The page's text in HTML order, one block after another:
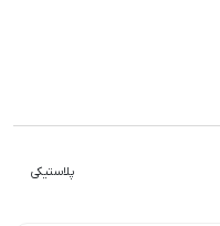
پلاستیکی